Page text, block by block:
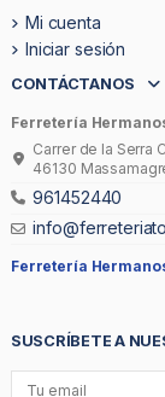
Mi cuenta
Iniciar sesión
CONTÁCTANOS
Ferretería
Carrer de la Serra
46130
961452440
Ferretería
SUSCRÍBETE A